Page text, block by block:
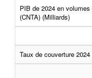
PIB de 2024 en
(CNTA) (Milliards)
Taux de couverture